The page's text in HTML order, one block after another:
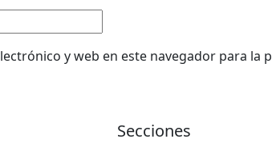
y web en este navegador para la
Secciones